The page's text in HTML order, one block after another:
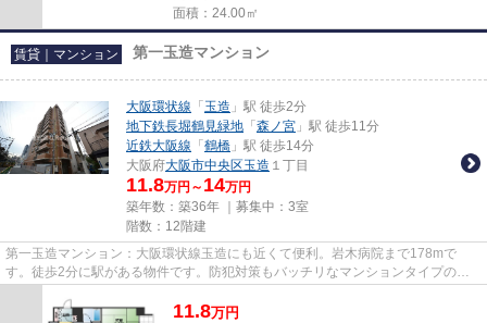
面積：24.00㎡
賃貸｜マンション 第一玉造マンション
大阪環状線 「 玉造 」駅 徒歩2分
地下鉄長堀鶴見緑地 「 森ノ宮 」駅 徒歩11分
近鉄大阪線 「 鶴橋 」駅 徒歩14分
大阪府大阪市中央区玉造 １丁目
11.8万円～ 14万円
築年数：築36年 ｜募集中： 3室
階数：12階建
第一玉造マンション：大阪環状線玉造にも近くて便利。岩木病院まで178mで
す。徒歩2分に駅がある物件です。防犯対策もバッチリなマンションタイプの物
11.8万円